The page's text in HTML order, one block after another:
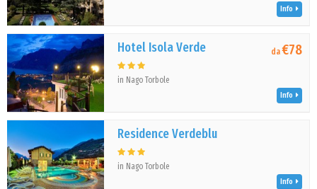
Info
Hotel Isola Verde
in Nago Torbole
da€78
Info
Residence Verdeblu
in Nago Torbole
Info